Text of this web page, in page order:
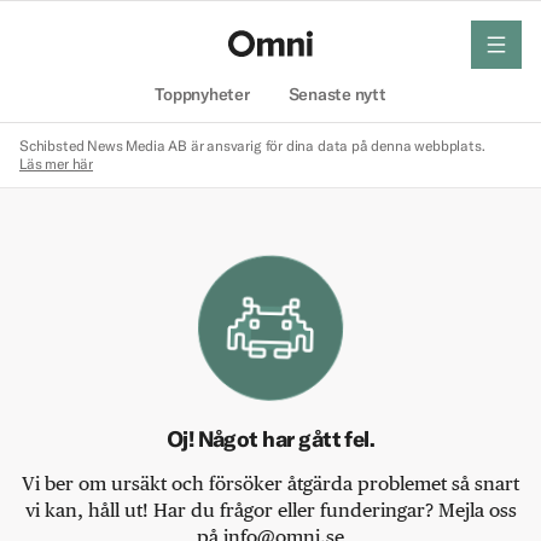
Toppnyheter Senaste nytt
meny
Schibsted News Media AB är ansvarig för dina data på denna webbplats.
Läs mer här
Oj! Något har gått fel.
Vi ber om ursäkt och försöker åtgärda problemet så snart
vi kan, håll ut! Har du frågor eller funderingar? Mejla oss